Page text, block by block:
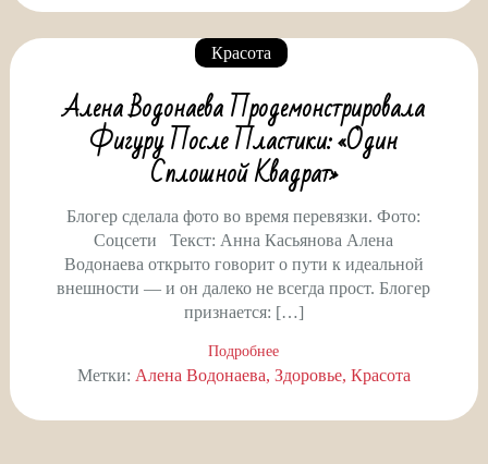
Красота
Алена Водонаева Продемонстрировала
Фигуру После Пластики: «Один
Сплошной Квадрат»
Блогер сделала фото во время перевязки. Фото:
Соцсети Текст: Анна Касьянова Алена
Водонаева открыто говорит о пути к идеальной
внешности — и он далеко не всегда прост. Блогер
признается: […]
Подробнее
Метки: Алена Водонаева Здоровье Красота